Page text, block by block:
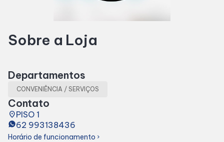
Cinema
Fique Por Dentro
Lojas e Restaurantes
Sobre a Loja
Departamentos
CONVENIÊNCIA / SERVIÇOS
Contato
placePISO 1
62 993138436
Horário de funcionamento chevron_right